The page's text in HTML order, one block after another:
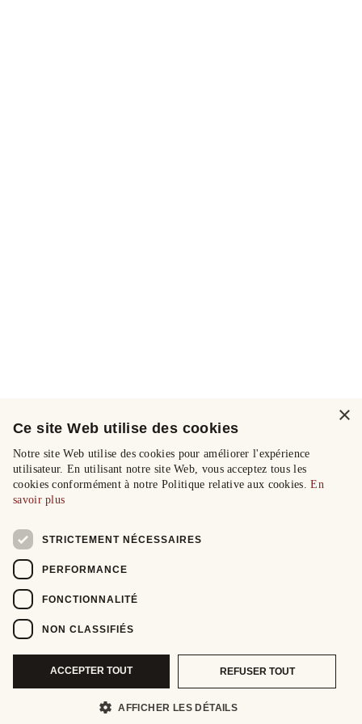
×
Ce site Web utilise des cookies
Notre site Web utilise des cookies pour améliorer l'expérience
utilisateur. En utilisant notre site Web, vous acceptez tous les
cookies conformément à notre Politique relative aux cookies.En
savoir plus
STRICTEMENT NÉCESSAIRES
PERFORMANCE
FONCTIONNALITÉ
NON CLASSIFIÉS
ACCEPTER TOUT REFUSER TOUT
AFFICHER LES DÉTAILS